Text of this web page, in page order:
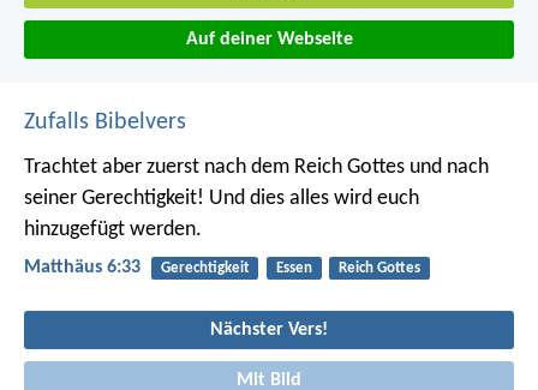
Auf deiner Webseite
Zufalls Bibelvers
Trachtet aber zuerst nach dem Reich Gottes und nach
seiner Gerechtigkeit! Und dies alles wird euch
hinzugefügt werden.
Matthäus 6:33 Gerechtigkeit Essen Reich Gottes
Nächster Vers!
Mit Bild